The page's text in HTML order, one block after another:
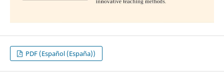
PDF (Español (España))